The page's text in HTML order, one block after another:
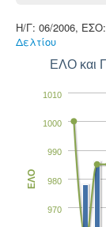
Η/Γ: 06/2006,
Δελτίου
ΕΛΟ και
970
980
990
1000
1010
ΕΛΟ